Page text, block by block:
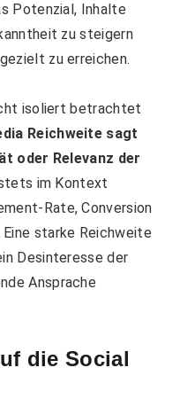
Potenzial, Inhalte
zu steigern
zu erreichen.
isoliert betrachtet
Reichweite sagt
oder Relevanz der
im Kontext
Rate, Conversion
starke Reichweite
Desinteresse der
Ansprache
die Social